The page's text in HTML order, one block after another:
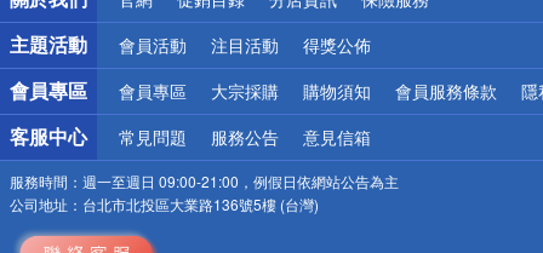
主題活動 會員活動 注目活動 得獎公佈
會員專區 會員專區 大宗採購 購物須知 會員服務條款 隱
客服中心 常見問題 服務公告 意見信箱
服務時間： 週一至週日 09:00-21:00，例假日依網站公告為主
公司地址： 台北市北投區大業路136號5樓 (台灣)